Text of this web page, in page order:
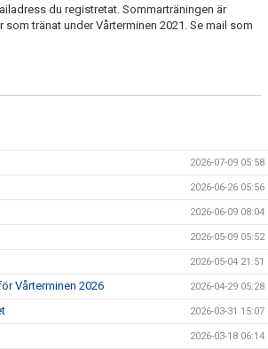
du registretat. Sommarträningen är
tränat under Vårterminen 2021. Se mail som
2026-07-09 05:58
2026-06-26 05:56
2026-06-09 08:04
2026-05-09 05:52
2026-05-04 21:51
Vårterminen 2026 2026-04-29 05:28
2026-03-31 15:07
2026-03-18 06:14